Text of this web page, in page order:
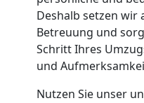
Deshalb setzen wir
Betreuung und
Schritt Ihres
und
Nutzen Sie unser